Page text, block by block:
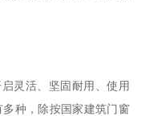
灵活、坚固耐用、使用
种，除按国家建筑门窗